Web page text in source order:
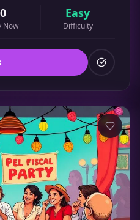
0
Now
Easy
Difficulty